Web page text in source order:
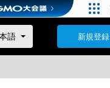
新規登録